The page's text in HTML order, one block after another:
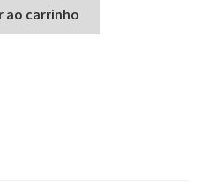
ao carrinho